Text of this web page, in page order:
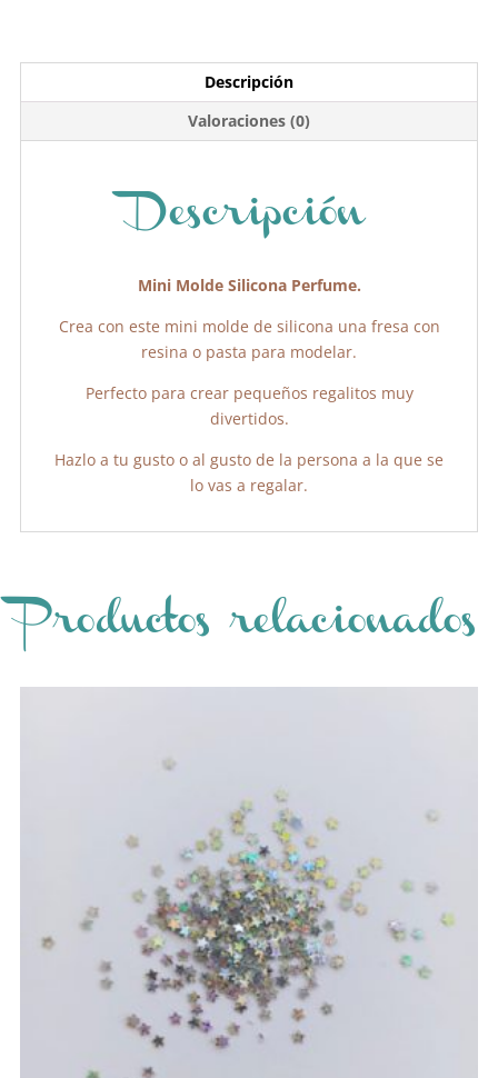
e
b
o
k
er
A
p
p
ar
tir
Descripción
Valoraciones (0)
Descripción
Mini Molde Silicona Perfume.
Crea con este mini molde de silicona una fresa con
resina o pasta para modelar.
Perfecto para crear pequeños regalitos muy
divertidos.
Hazlo a tu gusto o al gusto de la persona a la que se
lo vas a regalar.
Productos relacionados